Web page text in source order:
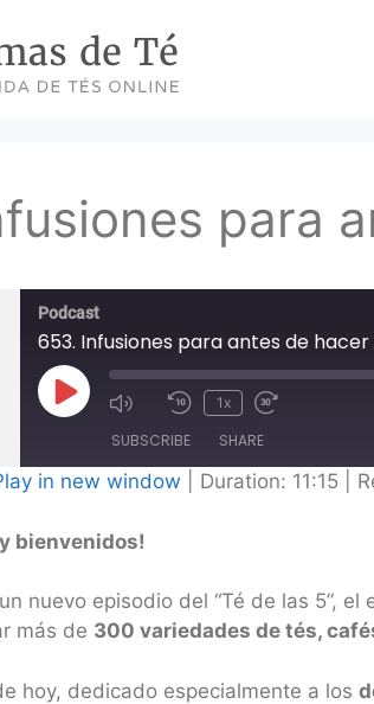
para
Podcast
653. Infusiones para antes de
Play
Episode
1x
SUBSCRIBE SHARE
in new window Duration: 11:15
bienvenidos!
nuevo episodio del “Té de las 5”,
más de 300 variedades de tés,
hoy, dedicado especialmente a los